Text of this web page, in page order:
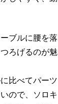
ブルに腰を落
ろげるのが魅
比べてパーツ
ので、ソロキ